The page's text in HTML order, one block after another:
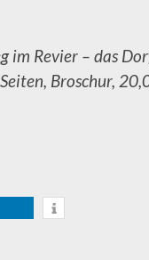
im Revier – das
Broschur,